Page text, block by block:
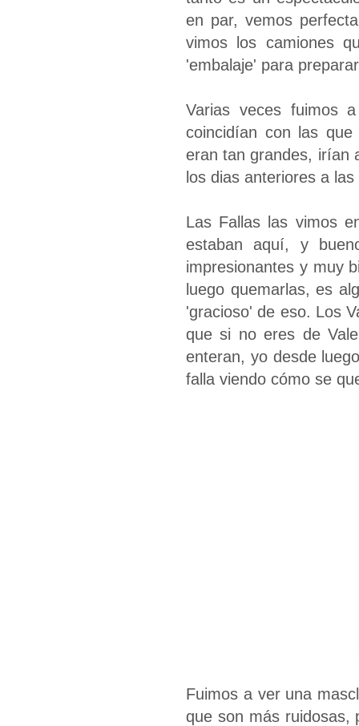
en par, vemos
vimos los camiones
'embalaje' para
Varias veces fuimos
coincidían con las
eran tan grandes, irían
los dias anteriores a
Las Fallas las vimos
estaban aquí, y
impresionantes y muy
luego quemarlas, es
'gracioso' de eso. Los
que si no eres de
enteran, yo desde
falla viendo cómo se
Fuimos a ver una
que son más ruidosas,